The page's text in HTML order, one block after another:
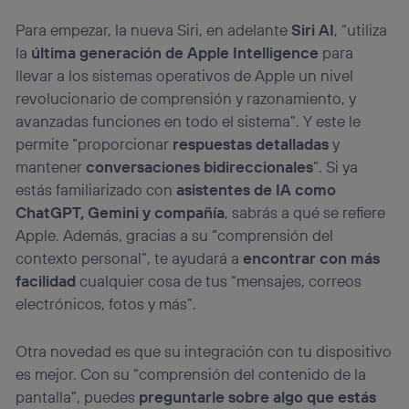
Para empezar, la nueva Siri, en adelanteSiri AI, “utiliza
la última generación de Apple Intelligence para
llevar a los sistemas operativos de Apple un nivel
revolucionario de comprensión y razonamiento, y
avanzadas funciones en todo el sistema”. Y este le
permite “proporcionar respuestas detalladasy
mantenerconversaciones bidireccionales”. Si ya
estás familiarizado con asistentes de IA como
ChatGPT, Gemini y compañía, sabrás a qué se refiere
Apple. Además, gracias a su “comprensión del
contexto personal”, te ayudará aencontrar con más
facilidadcualquier cosa de tus “mensajes, correos
electrónicos, fotos y más”.
Otra novedad es que su integración con tu dispositivo
es mejor. Con su “comprensión del contenido de la
pantalla”, puedes preguntarle sobre algo que estás